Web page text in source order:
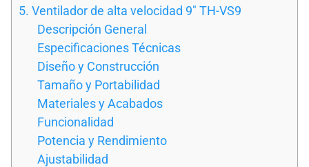
5. Ventilador de alta velocidad 9″ TH-VS9
Descripción General
Especificaciones Técnicas
Diseño y Construcción
Tamaño y Portabilidad
Materiales y Acabados
Funcionalidad
Potencia y Rendimiento
Ajustabilidad